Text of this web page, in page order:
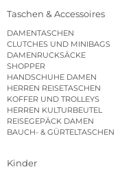
Taschen & Accessoires
DAMENTASCHEN
CLUTCHES UND MINIBAGS
DAMENRUCKSÄCKE
SHOPPER
HANDSCHUHE DAMEN
HERREN REISETASCHEN
KOFFER UND TROLLEYS
HERREN KULTURBEUTEL
REISEGEPÄCK DAMEN
BAUCH- & GÜRTELTASCHEN
Kinder